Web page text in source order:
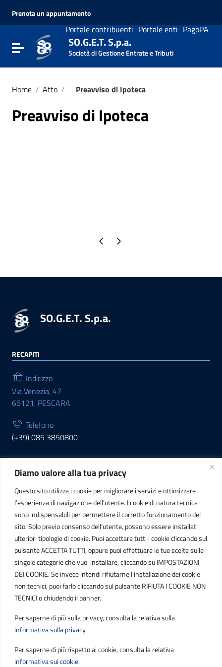
Diamo valore alla tua privacy
Questo sito utilizza i cookie per migliorare i servizi e ottimizzare
l’esperienza di navigazione dell’utente. I cookie di natura tecnica
sono indispensabili per permettere il corretto funzionamento del
sito. Solo previo consenso dell’utente, possono essere installati
ulteriori tipologie di cookie. Puoi accettare tutti i cookie cliccando sul
pulsante ACCETTA TUTTI, oppure puoi effettuare le tue scelte sulle
singole categorie che vuoi installare, cliccando su IMPOSTAZIONI
DEI COOKIE. Se invece intendi rifiutarne l’installazione dei cookie
non tecnici, puoi farlo cliccando sul pulsante RIFIUTA I COOKIE NON
TECNICI o chiudendo il banner.
Per saperne di più sulla privacy, consulta la relativa sulla
informativa sulla privacy.
Per saperne di più rispetto ai cookie, consulta la relativa
informativa sui cookie.
Vai al menu di navigazione
Prenota un appuntamento
Portale contribuenti Portale enti PagoPA
Attiva / disattiva la navigazione
SO.G.E.T. S.p.a.
Società di Gestione Entrate e Tributi
Home / Atto / Preavviso di Ipoteca
Preavviso di Ipoteca
Pagina precedente
Pagina successiva
SO.G.E.T. S.p.a.
RECAPITI
Indirizzo
Via Venezia, 47
65121, PESCARA
Telefono
(+39) 085 3850800
INFORMAZIONI
C.F. / P.IVA
IT01807790686
POSTA ELETTRONICA
PEC
protocollo.sogetspa@pec.it
contribuenti@sogetspa.it
SEGUICI SU